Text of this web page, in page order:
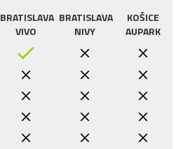
BRATISLAVA
VIVO
BRATISLAVA
NIVY
KOŠICE
AUPARK